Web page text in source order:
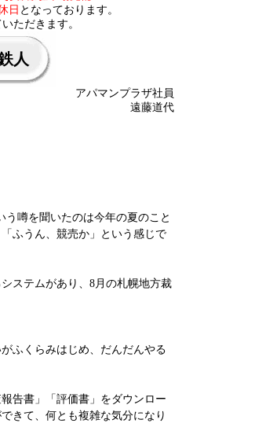
日 となっております。
ただきます。
人
アパマンプラザ社員
遠藤道代
噂を聞いたのは今年の夏のこと
ふうん、競売か」という感じで
ステムがあり、8月の札幌地方裁
ふくらみはじめ、だんだんやる
告書」「評価書」をダウンロー
きて、何とも複雑な気分になり